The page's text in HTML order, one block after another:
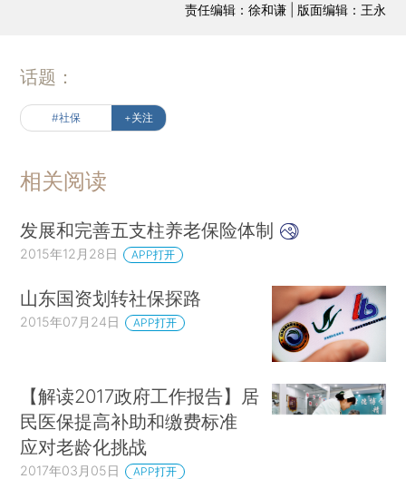
责任编辑：徐和谦 | 版面编辑：王永
话题：
#社保 +关注
相关阅读
发展和完善五支柱养老保险体制
2015年12月28日 APP打开
山东国资划转社保探路
2015年07月24日 APP打开
【解读2017政府工作报告】居
民医保提高补助和缴费标准
应对老龄化挑战
2017年03月05日 APP打开